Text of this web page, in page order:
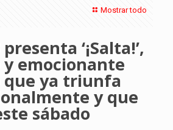
Mostrar todo
‘¡Salta!’,
emocionante
que ya triunfa
y que
sábado